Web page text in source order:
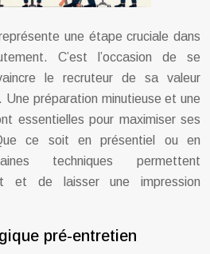
représente une étape cruciale dans
C’est l’occasion de se
le recruteur de sa valeur
Une préparation minutieuse et une
essentielles pour maximiser ses
ce soit en présentiel ou en
techniques permettent
et de laisser une impression
pré-entretien